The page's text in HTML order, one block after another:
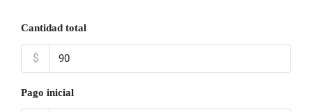
Cantidad total
$
Pago inicial